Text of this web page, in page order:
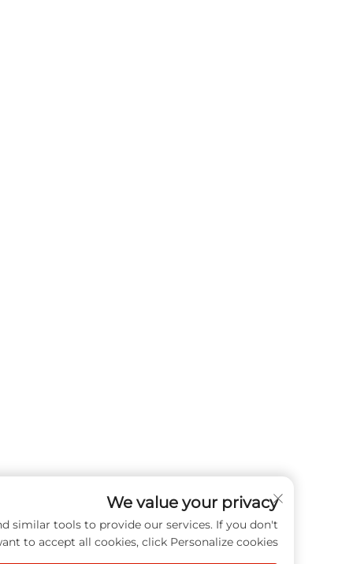
We value your privacy
cookies and similar tools to provide our services. If you don't
want to accept all cookies, click Personalize cookies.